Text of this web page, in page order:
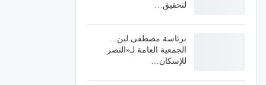
لتحقيق…
برئاسة مصطفى لبن..
الجمعية العامة لـ«النصر
للإسكان…